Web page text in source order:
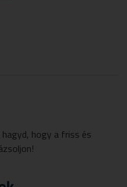
hagyd, hogy a friss és